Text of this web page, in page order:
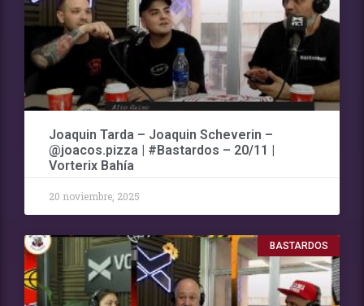
Joaquin Tarda – Joaquin Scheverin –
@joacos.pizza | #Bastardos – 20/11 |
Vorterix Bahía
20 noviembre, 2025
BASTARDOS